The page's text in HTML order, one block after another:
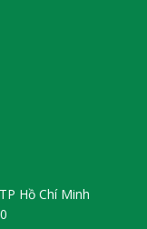
Hồ Chí Minh